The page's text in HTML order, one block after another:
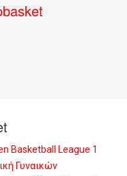
Basketball League 1
Γυναικών